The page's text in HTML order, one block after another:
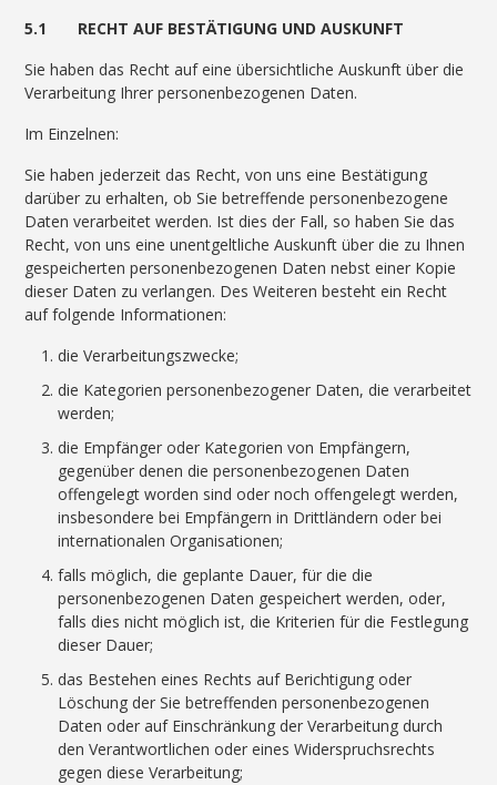
5.1 RECHT AUF BESTÄTIGUNG UND AUSKUNFT
Sie haben das Recht auf eine übersichtliche Auskunft über die
Verarbeitung Ihrer personenbezogenen Daten.
Im Einzelnen:
Sie haben jederzeit das Recht, von uns eine Bestätigung
darüber zu erhalten, ob Sie betreffende personenbezogene
Daten verarbeitet werden. Ist dies der Fall, so haben Sie das
Recht, von uns eine unentgeltliche Auskunft über die zu Ihnen
gespeicherten personenbezogenen Daten nebst einer Kopie
dieser Daten zu verlangen. Des Weiteren besteht ein Recht
auf folgende Informationen:
die Verarbeitungszwecke;
die Kategorien personenbezogener Daten, die verarbeitet
werden;
die Empfänger oder Kategorien von Empfängern,
gegenüber denen die personenbezogenen Daten
offengelegt worden sind oder noch offengelegt werden,
insbesondere bei Empfängern in Drittländern oder bei
internationalen Organisationen;
falls möglich, die geplante Dauer, für die die
personenbezogenen Daten gespeichert werden, oder,
falls dies nicht möglich ist, die Kriterien für die Festlegung
dieser Dauer;
das Bestehen eines Rechts auf Berichtigung oder
Löschung der Sie betreffenden personenbezogenen
Daten oder auf Einschränkung der Verarbeitung durch
den Verantwortlichen oder eines Widerspruchsrechts
gegen diese Verarbeitung;